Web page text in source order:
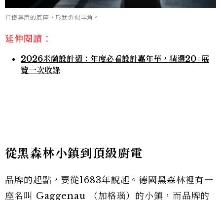
打鐵專用的底座，形狀近似羊角。
延伸閱讀：
2026米蘭設計週：年度必看設計嘉年華，精選20+展
覽一次收錄
從黑森林小鎮到頂級廚電
品牌的起點，要從1683年說起。德國黑森林裡有一
座名叫 Gaggenau （加格瑙）的小鎮，而品牌的